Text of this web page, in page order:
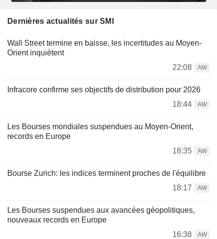
Dernières actualités sur SMI
Wall Street termine en baisse, les incertitudes au Moyen-
Orient inquiètent
22:08
AW
Infracore confirme ses objectifs de distribution pour 2026
18:44
AW
Les Bourses mondiales suspendues au Moyen-Orient,
records en Europe
18:35
AW
Bourse Zurich: les indices terminent proches de l'équilibre
18:17
AW
Les Bourses suspendues aux avancées géopolitiques,
nouveaux records en Europe
16:38
AW